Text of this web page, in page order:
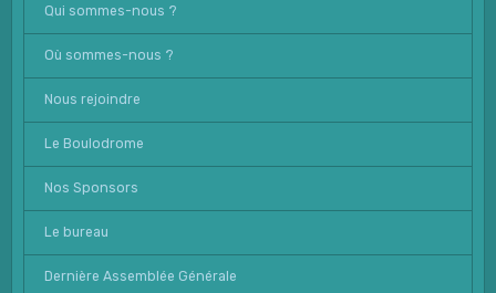
Qui sommes-nous ?
Où sommes-nous ?
Nous rejoindre
Le Boulodrome
Nos Sponsors
Le bureau
Dernière Assemblée Générale